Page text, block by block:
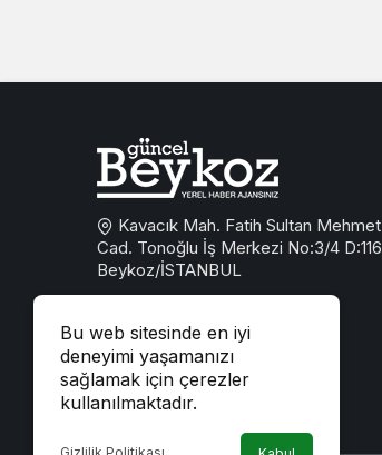
Bu web sitesinde en iyi
deneyimi yaşamanızı
sağlamak için çerezler
kullanılmaktadır.
Kavacık Mah. Fatih Sultan Mehmet
Cad. Tonoğlu İş Merkezi No:3/4 D:116
Beykoz/İSTANBUL
beykozguncel@gmail.com
iletisim@beykozguncel.com